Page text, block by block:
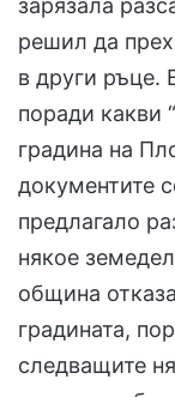
зарязала
решил да
в други ръце.
поради какви
градина на
документите
предлагало
някое
община
градината,
следващите